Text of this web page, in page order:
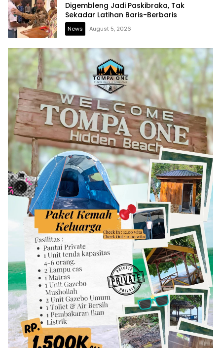
Digembleng Jadi Paskibraka, Tak
Sekadar Latihan Baris-Berbaris
News August 5, 2026